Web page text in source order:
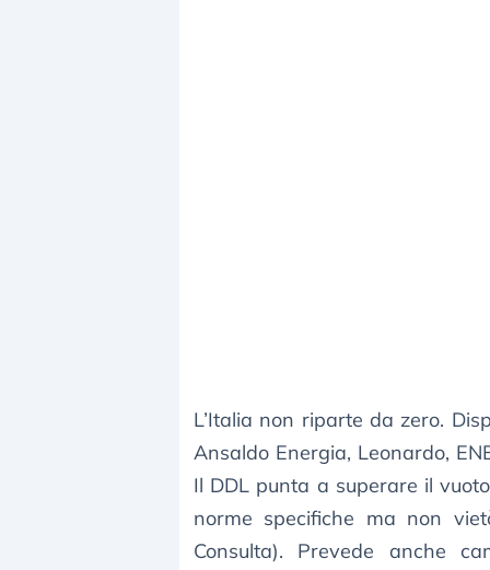
L’Italia non riparte da zero.
Ansaldo Energia, Leonardo,
Il DDL punta a superare il
norme specifiche ma non
Consulta). Prevede anche